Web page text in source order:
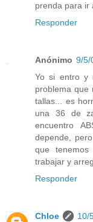
prenda para ir
Responder
Anónimo 9/5/
Yo si entro y
problema que
tallas... es
una 36 de
encuentro
depende,
que
trabajar y
Responder
Chloe
10/